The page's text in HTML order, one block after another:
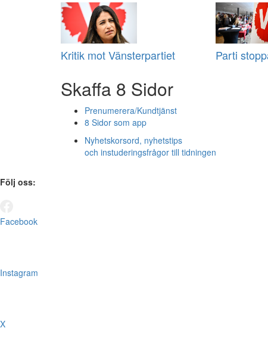
Kritik mot Vänsterpartiet Parti
Skaffa 8 Sidor
Prenumerera/Kundtjänst
8 Sidor som app
Nyhetskorsord, nyhetstips
och instuderingsfrågor till tidningen
Följ oss:
Facebook
Instagram
X